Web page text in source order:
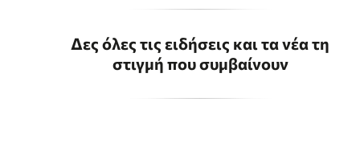
Δες όλες τις ειδήσεις και τα νέα τη
στιγμή που συμβαίνουν